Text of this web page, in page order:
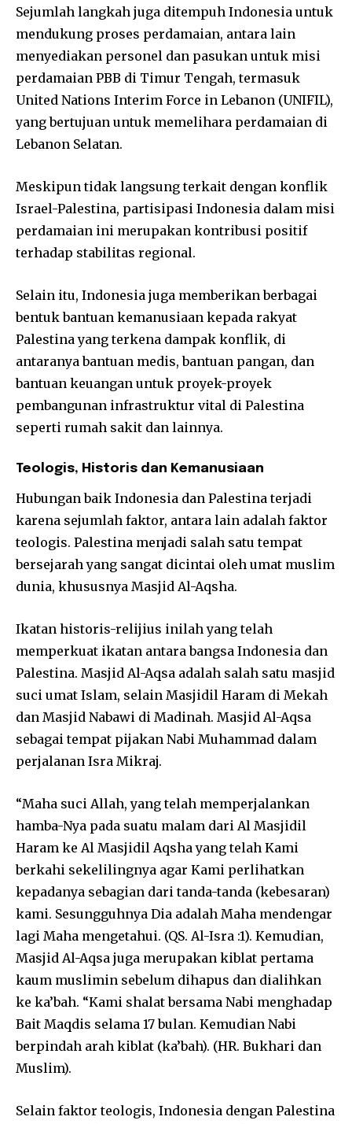
Sejumlah langkah juga ditempuh Indonesia untuk
mendukung proses perdamaian, antara lain
menyediakan personel dan pasukan untuk misi
perdamaian PBB di Timur Tengah, termasuk
United Nations Interim Force in Lebanon (UNIFIL),
yang bertujuan untuk memelihara perdamaian di
Lebanon Selatan.
Meskipun tidak langsung terkait dengan konflik
Israel-Palestina, partisipasi Indonesia dalam misi
perdamaian ini merupakan kontribusi positif
terhadap stabilitas regional.
Selain itu, Indonesia juga memberikan berbagai
bentuk bantuan kemanusiaan kepada rakyat
Palestina yang terkena dampak konflik, di
antaranya bantuan medis, bantuan pangan, dan
bantuan keuangan untuk proyek-proyek
pembangunan infrastruktur vital di Palestina
seperti rumah sakit dan lainnya.
Teologis, Historis dan Kemanusiaan
Hubungan baik Indonesia dan Palestina terjadi
karena sejumlah faktor, antara lain adalah faktor
teologis. Palestina menjadi salah satu tempat
bersejarah yang sangat dicintai oleh umat muslim
dunia, khususnya Masjid Al-Aqsha.
Ikatan historis-relijius inilah yang telah
memperkuat ikatan antara bangsa Indonesia dan
Palestina. Masjid Al-Aqsa adalah salah satu masjid
suci umat Islam, selain Masjidil Haram di Mekah
dan Masjid Nabawi di Madinah. Masjid Al-Aqsa
sebagai tempat pijakan Nabi Muhammad dalam
perjalanan Isra Mikraj.
“Maha suci Allah, yang telah memperjalankan
hamba-Nya pada suatu malam dari Al Masjidil
Haram ke Al Masjidil Aqsha yang telah Kami
berkahi sekelilingnya agar Kami perlihatkan
kepadanya sebagian dari tanda-tanda (kebesaran)
kami. Sesungguhnya Dia adalah Maha mendengar
lagi Maha mengetahui. (QS. Al-Isra :1). Kemudian,
Masjid Al-Aqsa juga merupakan kiblat pertama
kaum muslimin sebelum dihapus dan dialihkan
ke ka’bah. “Kami shalat bersama Nabi menghadap
Bait Maqdis selama 17 bulan. Kemudian Nabi
berpindah arah kiblat (ka’bah). (HR. Bukhari dan
Muslim).
Selain faktor teologis, Indonesia dengan Palestina